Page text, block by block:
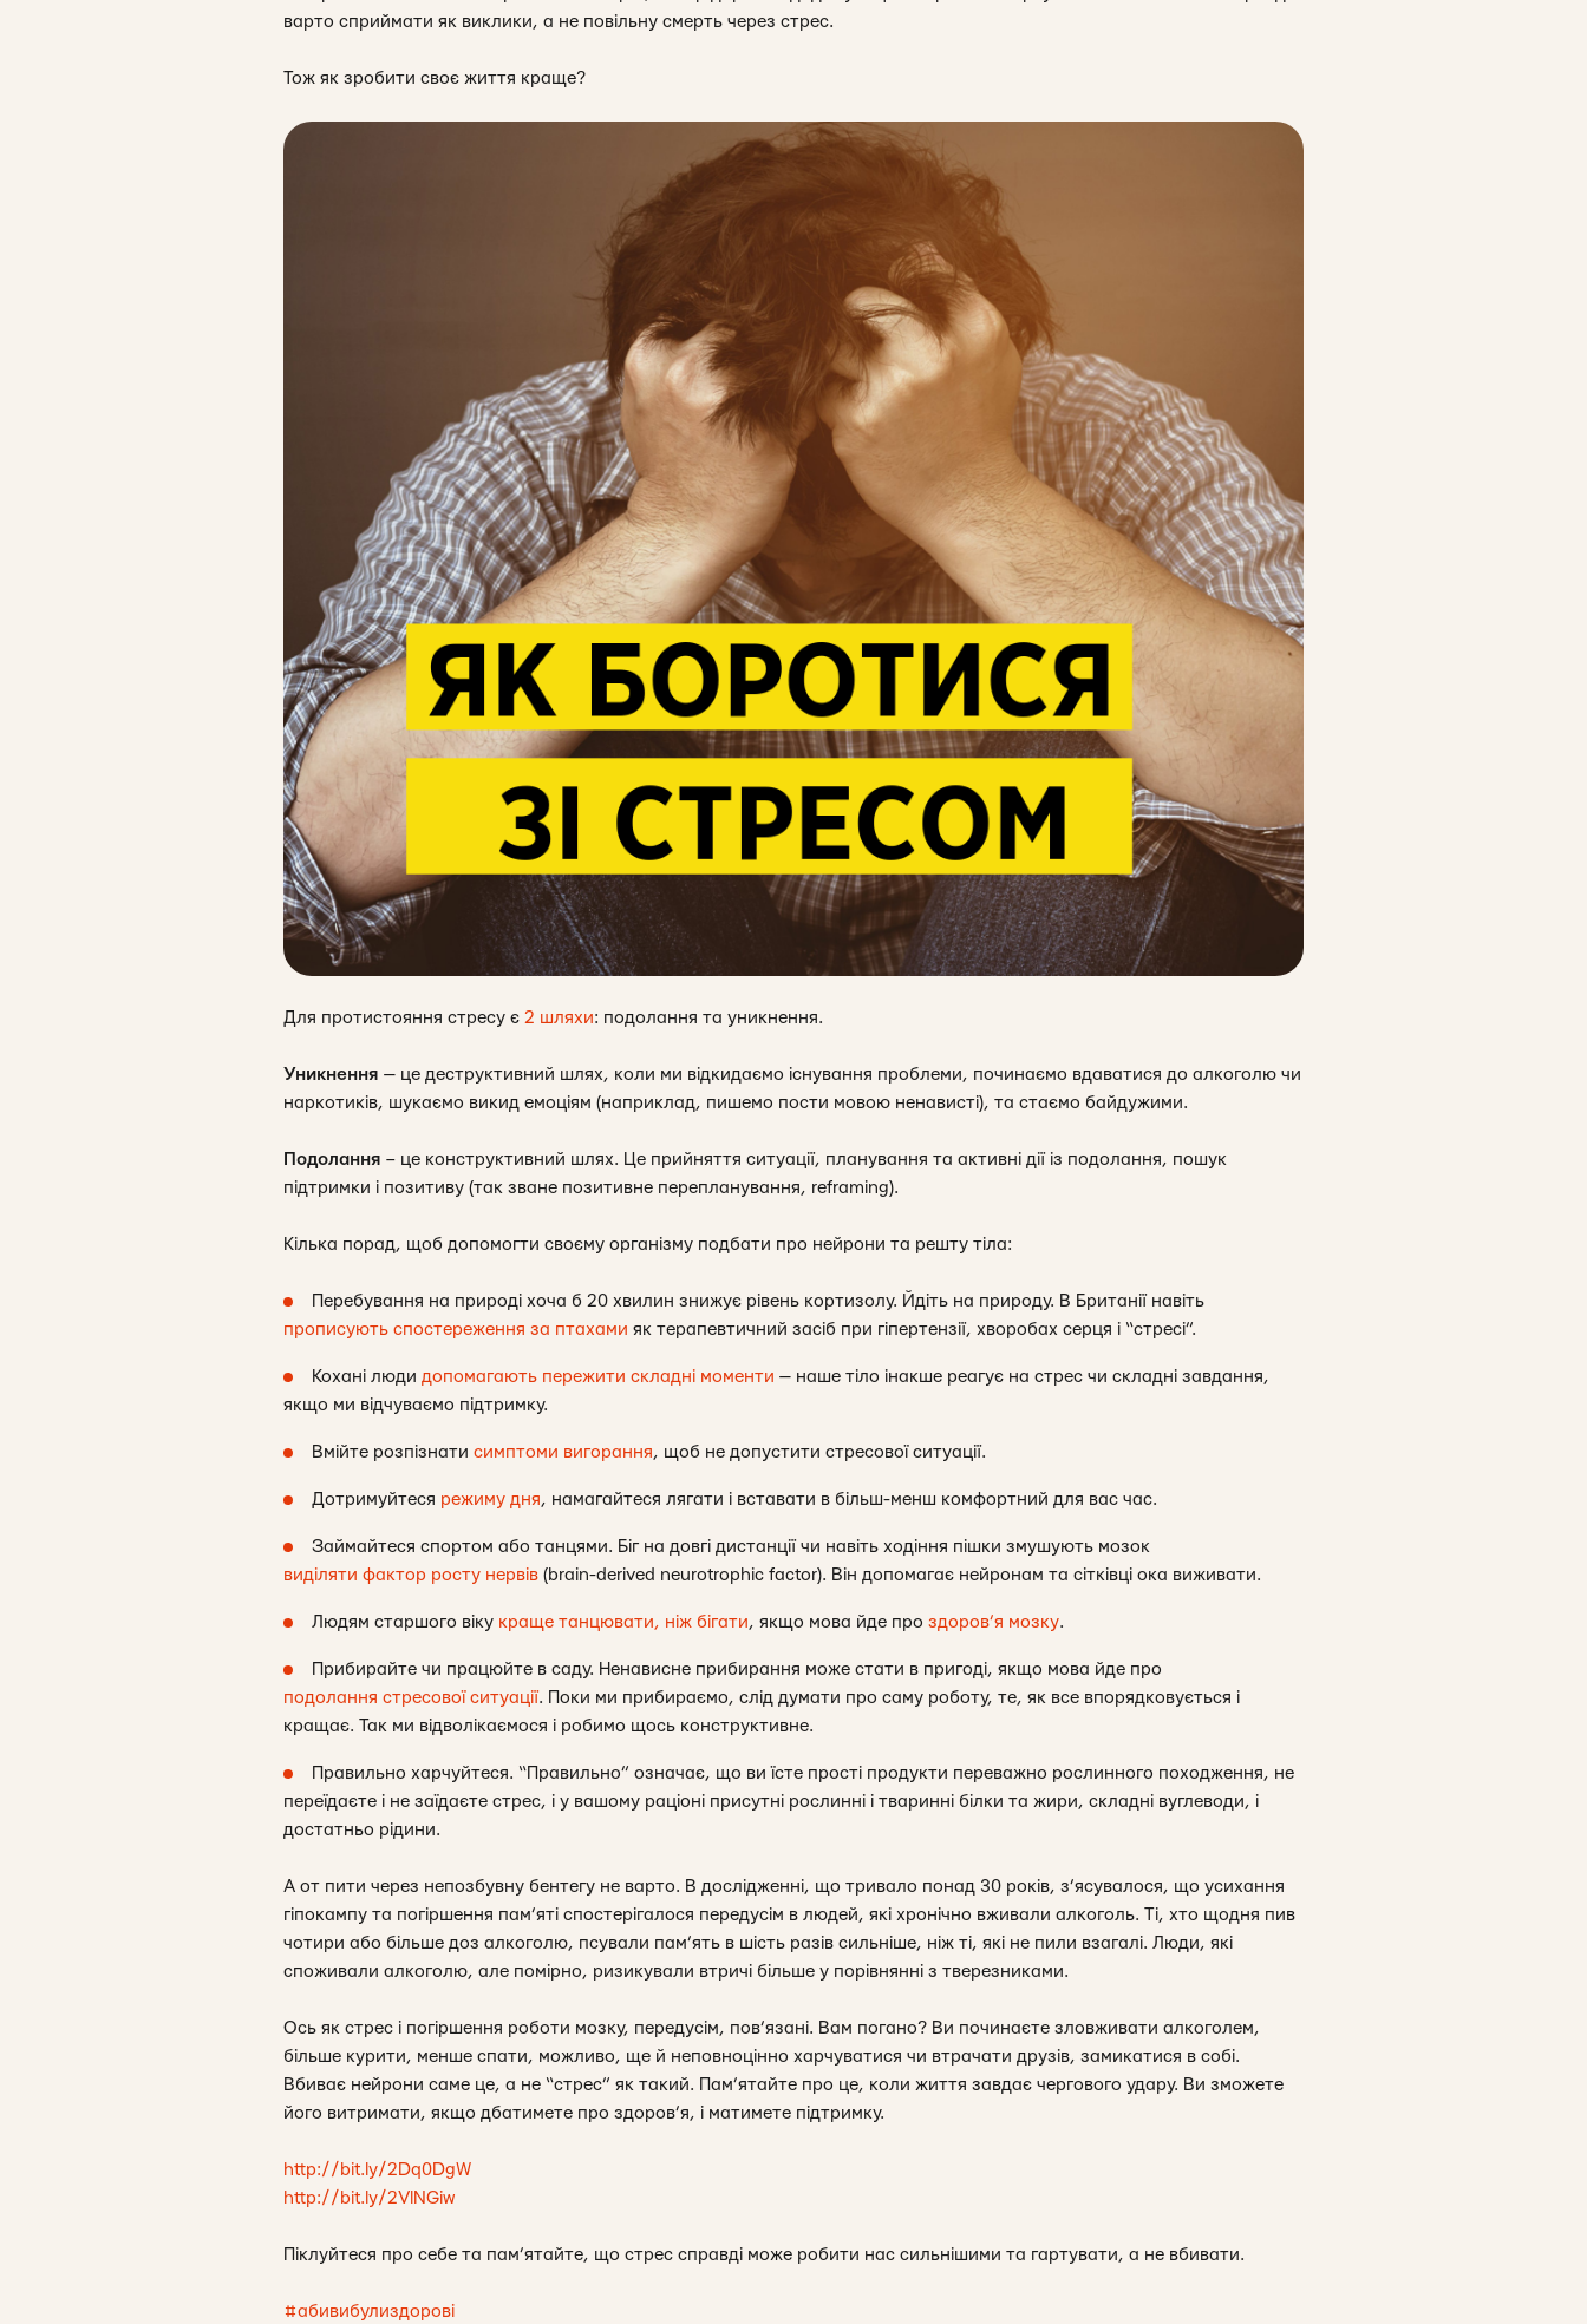
варто сприймати як виклики, а не повільну смерть через стрес.
Тож як зробити своє життя краще?
Для протистояння стресу є 2 шляхи: подолання та уникнення.
Уникнення — це деструктивний шлях, коли ми відкидаємо існування проблеми, починаємо вдаватися до алкоголю чи
наркотиків, шукаємо викид емоціям (наприклад, пишемо пости мовою ненависті), та стаємо байдужими.
Подолання – це конструктивний шлях. Це прийняття ситуації, планування та активні дії із подолання, пошук
підтримки і позитиву (так зване позитивне перепланування, reframing).
Кілька порад, щоб допомогти своєму організму подбати про нейрони та решту тіла:
Перебування на природі хоча б 20 хвилин знижує рівень кортизолу. Йдіть на природу. В Британії навіть
прописують спостереження за птахами як терапевтичний засіб при гіпертензії, хворобах серця і “стресі”.
Кохані люди допомагають пережити складні моменти — наше тіло інакше реагує на стрес чи складні завдання,
якщо ми відчуваємо підтримку.
Вмійте розпізнати симптоми вигорання, щоб не допустити стресової ситуації.
Дотримуйтеся режиму дня, намагайтеся лягати і вставати в більш-менш комфортний для вас час.
Займайтеся спортом або танцями. Біг на довгі дистанції чи навіть ходіння пішки змушують мозок
виділяти фактор росту нервів (brain-derived neurotrophic factor). Він допомагає нейронам та сітківці ока виживати.
Людям старшого віку краще танцювати, ніж бігати, якщо мова йде про здоров’я мозку.
Прибирайте чи працюйте в саду. Ненависне прибирання може стати в пригоді, якщо мова йде про
подолання стресової ситуації. Поки ми прибираємо, слід думати про саму роботу, те, як все впорядковується і
кращає. Так ми відволікаємося і робимо щось конструктивне.
Правильно харчуйтеся. “Правильно” означає, що ви їсте прості продукти переважно рослинного походження, не
переїдаєте і не заїдаєте стрес, і у вашому раціоні присутні рослинні і тваринні білки та жири, складні вуглеводи, і
достатньо рідини.
А от пити через непозбувну бентегу не варто. В дослідженні, що тривало понад 30 років, з’ясувалося, що усихання
гіпокампу та погіршення пам’яті спостерігалося передусім в людей, які хронічно вживали алкоголь. Ті, хто щодня пив
чотири або більше доз алкоголю, псували пам’ять в шість разів сильніше, ніж ті, які не пили взагалі. Люди, які
споживали алкоголю, але помірно, ризикували втричі більше у порівнянні з тверезниками.
Ось як стрес і погіршення роботи мозку, передусім, пов’язані. Вам погано? Ви починаєте зловживати алкоголем,
більше курити, менше спати, можливо, ще й неповноцінно харчуватися чи втрачати друзів, замикатися в собі.
Вбиває нейрони саме це, а не “стрес” як такий. Пам’ятайте про це, коли життя завдає чергового удару. Ви зможете
його витримати, якщо дбатимете про здоров’я, і матимете підтримку.
http://bit.ly/2Dq0DgW
http://bit.ly/2VlNGiw
Піклуйтеся про себе та пам’ятайте, що стрес справді може робити нас сильнішими та гартувати, а не вбивати.
#абивибулиздорові